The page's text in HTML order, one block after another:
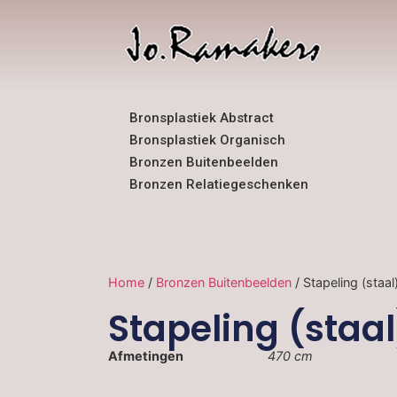
Bronsplastiek Abstract
Bronsplastiek Organisch
Bronzen Buitenbeelden
Bronzen Relatiegeschenken
Home / Bronzen Buitenbeelden / Stapeling
Stapeling
Afmetingen 470 cm